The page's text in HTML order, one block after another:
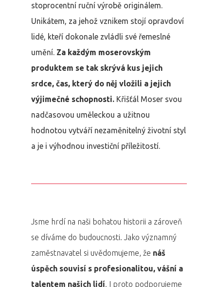
stoprocentní ruční výrobě originálem.
Unikátem, za jehož vznikem stojí opravdoví
lidé, kteří dokonale zvládli své řemeslné
umění. Za každým moserovským
produktem se tak skrývá kus jejich
srdce, čas, který do něj vložili a jejich
výjimečné schopnosti. Křišťál Moser svou
nadčasovou uměleckou a užitnou
hodnotou vytváří nezaměnitelný životní styl
a je i výhodnou investiční příležitostí.
Jsme hrdí na naši bohatou historii a zároveň
se díváme do budoucnosti. Jako významný
zaměstnavatel si uvědomujeme, že náš
úspěch souvisí s profesionalitou, vášní a
talentem našich lidí. I proto podporujeme